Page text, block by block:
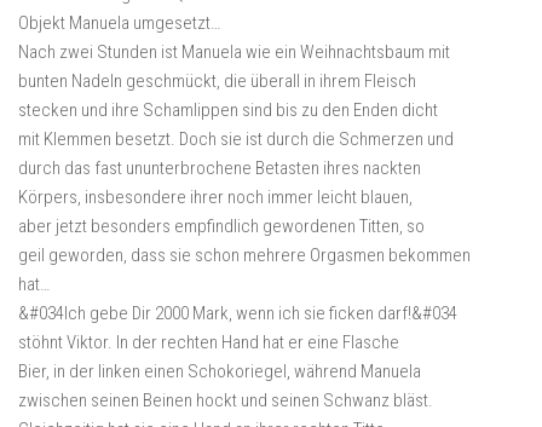
Objekt Manuela umgesetzt…
Nach zwei Stunden ist Manuela wie ein Weihnachtsbaum mit
bunten Nadeln geschmückt, die überall in ihrem Fleisch
stecken und ihre Schamlippen sind bis zu den Enden dicht
mit Klemmen besetzt. Doch sie ist durch die Schmerzen und
durch das fast ununterbrochene Betasten ihres nackten
Körpers, insbesondere ihrer noch immer leicht blauen,
aber jetzt besonders empfindlich gewordenen Titten, so
geil geworden, dass sie schon mehrere Orgasmen bekommen
hat…
&#034Ich gebe Dir 2000 Mark, wenn ich sie ficken darf!&#034
stöhnt Viktor. In der rechten Hand hat er eine Flasche
Bier, in der linken einen Schokoriegel, während Manuela
zwischen seinen Beinen hockt und seinen Schwanz bläst.